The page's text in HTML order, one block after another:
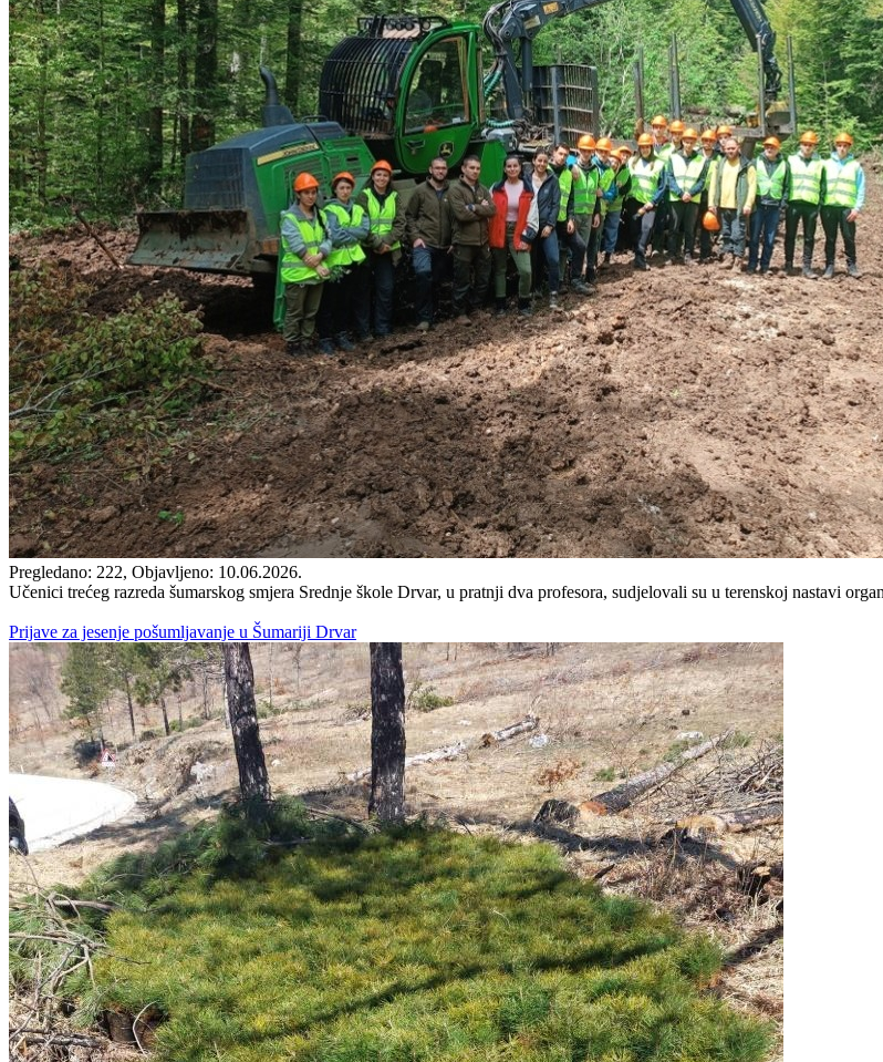
Pregledano: 222, Objavljeno: 10.06.2026.
Učenici trećeg razreda šumarskog smjera Srednje škole Drvar, u pratnji dva profesora, sudjelovali su u terenskoj nastavi
Prijave za jesenje pošumljavanje u Šumariji Drvar